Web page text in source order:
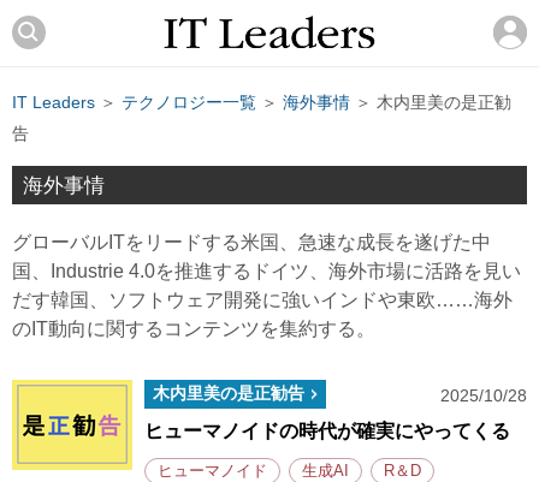
IT Leaders ＞ テクノロジー一覧 ＞ 海外事情 ＞ 木内里美の是正勧
告
海外事情
グローバルITをリードする米国、急速な成長を遂げた中
国、Industrie 4.0を推進するドイツ、海外市場に活路を見い
だす韓国、ソフトウェア開発に強いインドや東欧……海外
のIT動向に関するコンテンツを集約する。
木内里美の是正勧告 2025/10/28
ヒューマノイドの時代が確実にやってくる
ヒューマノイド 生成AI R＆D